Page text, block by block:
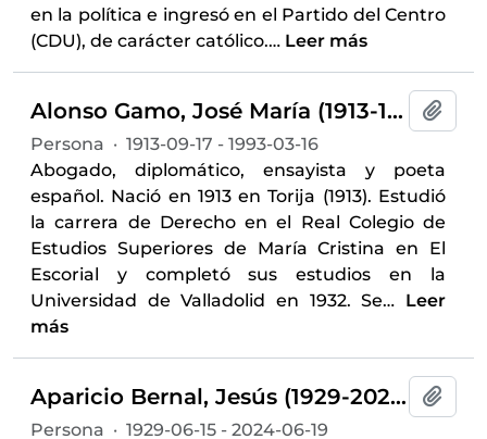
en la política e ingresó en el Partido del Centro
(CDU), de carácter católico.… Leer más
Alonso Gamo, José María (1913-1993)
Persona · 1913-09-17 - 1993-03-16
Abogado, diplomático, ensayista y poeta
español. Nació en 1913 en Torija (1913). Estudió
la carrera de Derecho en el Real Colegio de
Estudios Superiores de María Cristina en El
Escorial y completó sus estudios en la
Universidad de Valladolid en 1932. Se… Leer
más
Aparicio Bernal, Jesús (1929-2024)
Persona · 1929-06-15 - 2024-06-19